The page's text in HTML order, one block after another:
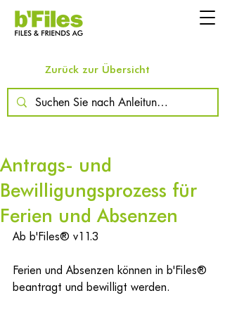
Zurück zur Übersicht
Antrags- und
Bewilligungsprozess für
Ferien und Absenzen
Ab b'Files® v11.3
Ferien und Absenzen können in b'Files®
beantragt und bewilligt werden.